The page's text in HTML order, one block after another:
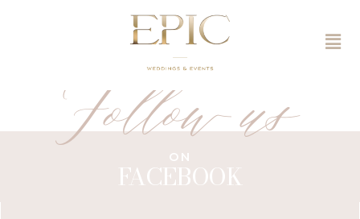
Follow us
ON
FACEBOOK